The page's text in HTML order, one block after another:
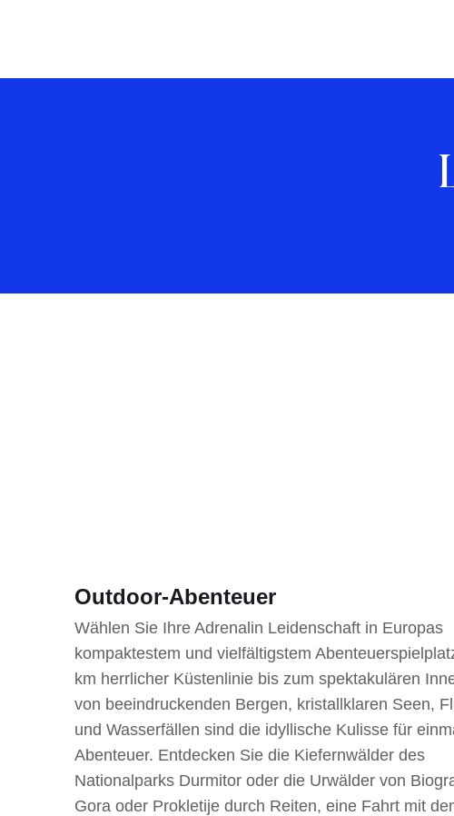
Outdoor-Abenteuer
Wählen Sie Ihre Adrenalin Leidenschaft in Europas
kompaktestem und vielfältigstem
km herrlicher Küstenlinie bis zum spektakulären
von beeindruckenden Bergen, kristallklaren Seen,
und Wasserfällen sind die idyllische Kulisse für
Abenteuer. Entdecken Sie die Kiefernwälder des
Nationalparks Durmitor oder die Urwälder von
Gora oder Prokletije durch Reiten, eine Fahrt mit